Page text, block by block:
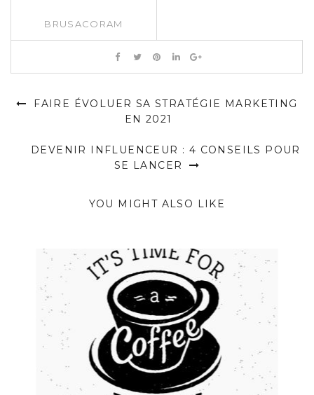
BRUSACORAM
FAIRE ÉVOLUER SA STRATÉGIE MARKETING
EN 2021
DEVENIR INFLUENCEUR : 4 CONSEILS POUR
SE LANCER
YOU MIGHT ALSO LIKE